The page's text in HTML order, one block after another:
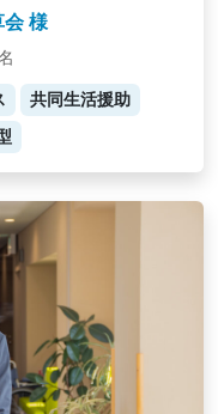
会 様
共同生活援助